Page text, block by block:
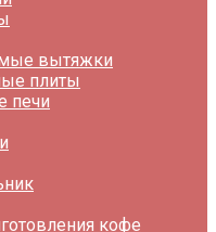
вытяжки
плиты
печи
кофе